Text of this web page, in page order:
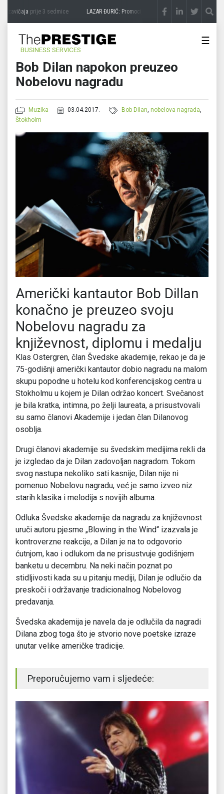
zavičajaprije 3 sedmice LAZAR ĐURIĆ: Promocija potencijal pretvara u destinaciju
BUSINESS SERVICES
☰
Bob Dilan napokon preuzeo
Nobelovu nagradu
Muzika 03.04.2017. Bob Dilan,nobelova nagrada,
Štokholm
Američki kantautor Bob Dillan
konačno je preuzeo svoju
Nobelovu nagradu za
književnost, diplomu i medalju
Klas Ostergren, član Švedske akademije, rekao je da je
75-godišnji američki kantautor dobio nagradu na malom
skupu popodne u hotelu kod konferencijskog centra u
Stokholmu u kojem je Dilan održao koncert. Svečanost
je bila kratka, intimna, po želji laureata, a prisustvovali
su samo članovi Akademije i jedan član Dilanovog
osoblja.
Drugi članovi akademije su švedskim medijima rekli da
je izgledao da je Dilan zadovoljan nagradom. Tokom
svog nastupa nekoliko sati kasnije, Dilan nije ni
pomenuo Nobelovu nagradu, već je samo izveo niz
starih klasika i melodija s novijih albuma.
Odluka Švedske akademije da nagradu za književnost
uruči autoru pjesme „Blowing in the Wind“ izazvala je
kontroverzne reakcije, a Dilan je na to odgovorio
ćutnjom, kao i odlukom da ne prisustvuje godišnjem
banketu u decembru. Na neki način poznat po
stidljivosti kada su u pitanju mediji, Dilan je odlučio da
preskoči i održavanje tradicionalnog Nobelovog
predavanja.
Švedska akademija je navela da je odlučila da nagradi
Dilana zbog toga što je stvorio nove poetske izraze
unutar velike američke tradicije.
Preporučujemo vam i sljedeće: